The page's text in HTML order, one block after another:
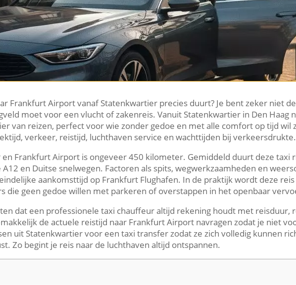
Frankfurt Airport vanaf Statenkwartier precies duurt? Je bent zeker niet
moet voor een vlucht of zakenreis. Vanuit Statenkwartier in Den Haag
van reizen, perfect voor wie zonder gedoe en met alle comfort op tijd wil
verkeer, reistijd, luchthaven service en wachttijden bij verkeersdrukte.
Frankfurt Airport is ongeveer 450 kilometer. Gemiddeld duurt deze taxi
en Duitse snelwegen. Factoren als spits, wegwerkzaamheden en
aankomsttijd op Frankfurt Flughafen. In de praktijk wordt deze
die geen gedoe willen met parkeren of overstappen in het openbaar
dat een professionele taxi chauffeur altijd rekening houdt met reisduur,
de actuele reistijd naar Frankfurt Airport navragen zodat je niet
uit Statenkwartier voor een taxi transfer zodat ze zich volledig kunnen
Zo begint je reis naar de luchthaven altijd ontspannen.